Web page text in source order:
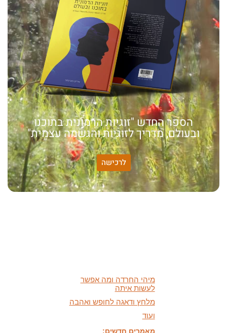
הספר החדש "זוגיות הרמונית בתוכנו
ובעולם, מדריך לזוגיות והגשמה עצמית"
לרכישה
האמונה שלי:
לעשות איתה
מלחץ ודאגה לחופש ואהבה
ועוד